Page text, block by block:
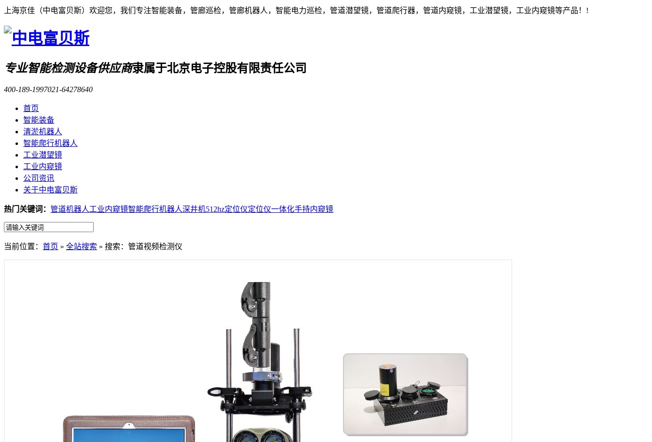
上海京佳（中电富贝斯）欢迎您，我们专注智能装备，管廊巡检，管廊机器人，智能电力巡检，管道潜望镜，管道爬行器，管道内窥镜，工业潜望镜，工业内窥镜等产品！!
专业智能检测设备供应商隶属于北京电子控股有限责任公司
400-189-1997021-64278640
首页
智能装备
清淤机器人
智能爬行机器人
工业潜望镜
工业内窥镜
公司资讯
关于中电富贝斯
热门关键词： 管道机器人工业内窥镜智能爬行机器人深井机512hz定位仪定位仪一体化手持内窥镜
当前位置： 首页 » 全站搜索 » 搜索：管道视频检测仪